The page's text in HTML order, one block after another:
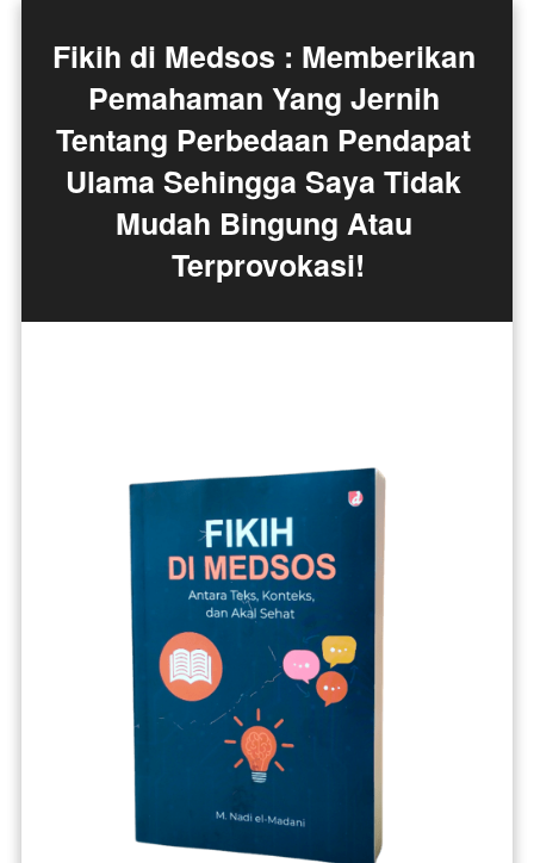
Fikih di Medsos : Memberikan
Pemahaman Yang Jernih
Tentang Perbedaan Pendapat
Ulama Sehingga Saya Tidak
Mudah Bingung Atau
Terprovokasi!